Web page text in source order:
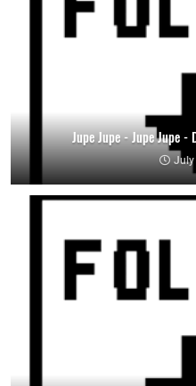
Jupe Jupe - Jupe Jupe
July